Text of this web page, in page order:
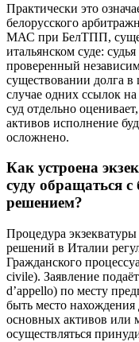
Практически это
белорусского
МАС при БелТПП,
итальянском суде:
проверенный
существовании долга
случае одних ссылок
суд отдельно
активов исполнение
осложнено.
Как устроена
суду обращаться
решением?
Процедура
решений в Италии
Гражданского
civile). Заявление
d’appello) по месту
быть место
основных активов или
осуществляться